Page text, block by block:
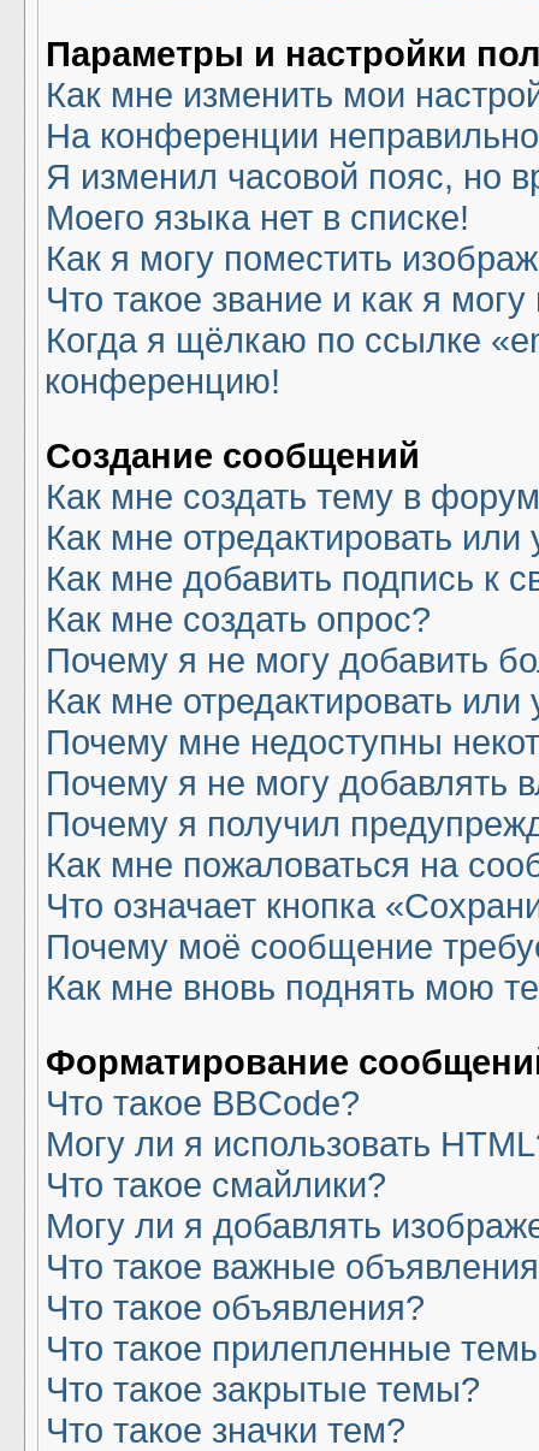
Параметры и настройки
Как мне изменить мои
На конференции
Я изменил часовой пояс, но
Моего языка нет в списке!
Как я могу поместить
Что такое звание и как я могу
Когда я щёлкаю по ссылке
конференцию!
Создание сообщений
Как мне создать тему в
Как мне отредактировать
Как мне добавить подпись к
Как мне создать опрос?
Почему я не могу добавить
Как мне отредактировать или
Почему мне недоступны
Почему я не могу добавлять
Почему я получил
Как мне пожаловаться на
Что означает кнопка
Почему моё сообщение
Как мне вновь поднять мою
Форматирование
Что такое BBCode?
Могу ли я использовать
Что такое смайлики?
Могу ли я добавлять
Что такое важные
Что такое объявления?
Что такое прилепленные
Что такое закрытые темы?
Что такое значки тем?